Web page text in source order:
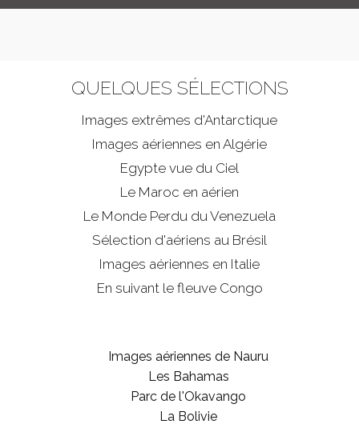
QUELQUES SÉLECTIONS
Images extrêmes d'Antarctique
Images aériennes en Algérie
Egypte vue du Ciel
Le Maroc en aérien
Le Monde Perdu du Venezuela
Sélection d'aériens au Brésil
Images aériennes en Italie
En suivant le fleuve Congo
Images aériennes de Nauru
Les Bahamas
Parc de l'Okavango
La Bolivie